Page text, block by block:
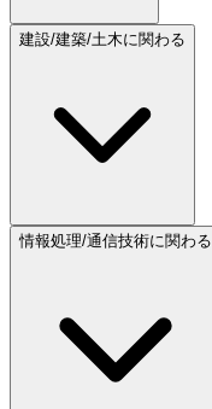
建設/建築/土木に関わる
情報処理/通信技術に関わる